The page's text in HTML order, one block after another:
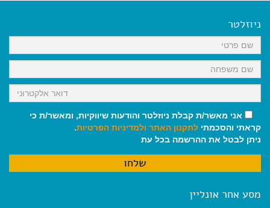
k
p
m
ניוזלטר
אני מאשר/ת קבלת ניוזלטר והודעות שיווקיות, ומאשר/ת כי
קראתי והסכמתי לתקנון האתר ולמדיניות הפרטיות.
ניתן לבטל את ההרשמה בכל עת
מסע אחר אונליין